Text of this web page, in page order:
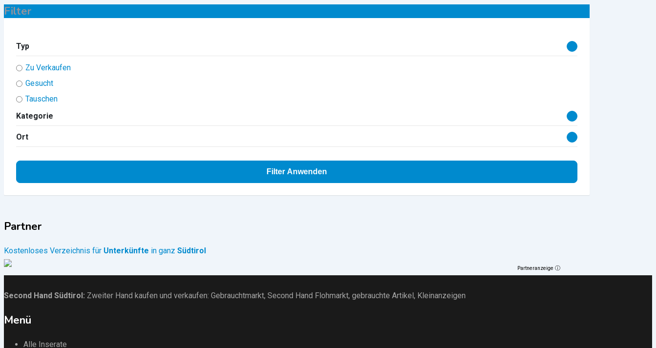
Filter
Typ
Zu Verkaufen
Gesucht
Tauschen
Kategorie
Ort
Filter Anwenden
Partner
Kostenloses Verzeichnis für Unterkünfte in ganz Südtirol
Partneranzeige ⓘ
Second Hand Südtirol : Zweiter Hand kaufen und verkaufen: Gebrauchtmarkt, Second Hand Flohmarkt, gebrauchte Artikel , Kleinanzeigen
Menü
Alle Inserate